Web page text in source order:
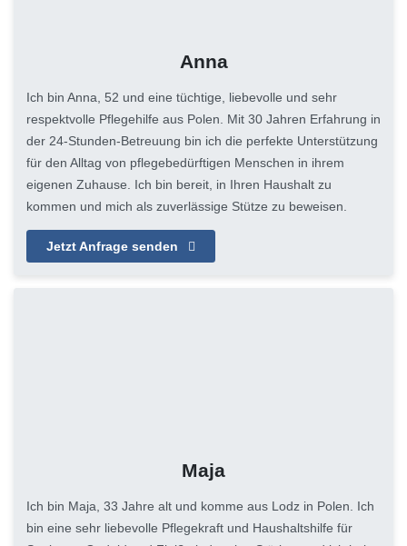
Anna
Ich bin Anna, 52 und eine tüchtige, liebevolle und sehr
respektvolle Pflegehilfe aus Polen. Mit 30 Jahren Erfahrung in
der 24-Stunden-Betreuung bin ich die perfekte Unterstützung
für den Alltag von pflegebedürftigen Menschen in ihrem
eigenen Zuhause. Ich bin bereit, in Ihren Haushalt zu
kommen und mich als zuverlässige Stütze zu beweisen.
Jetzt Anfrage senden
Maja
Ich bin Maja, 33 Jahre alt und komme aus Lodz in Polen. Ich
bin eine sehr liebevolle Pflegekraft und Haushaltshilfe für